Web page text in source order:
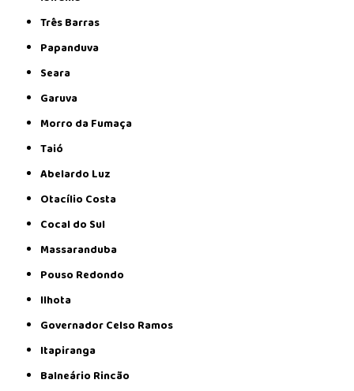
Três Barras
Papanduva
Seara
Garuva
Morro da Fumaça
Taió
Abelardo Luz
Otacílio Costa
Cocal do Sul
Massaranduba
Pouso Redondo
Ilhota
Governador Celso Ramos
Itapiranga
Balneário Rincão